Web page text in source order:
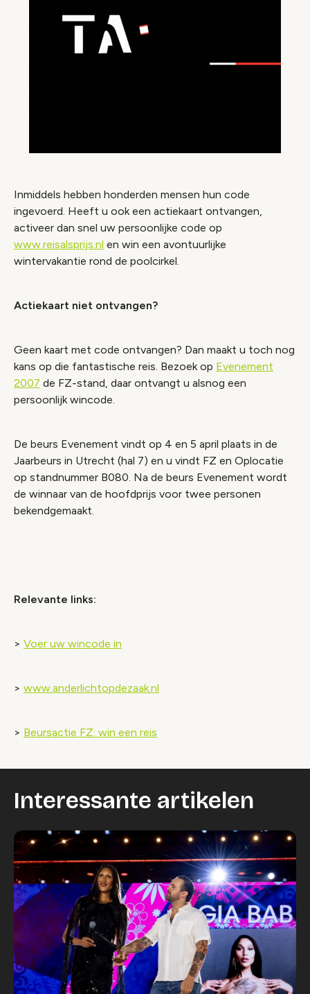
Inmiddels hebben honderden mensen hun code
ingevoerd. Heeft u ook een actiekaart ontvangen,
activeer dan snel uw persoonlijke code op
www.reisalsprijs.nl en win een avontuurlijke
wintervakantie rond de poolcirkel.
Actiekaart niet ontvangen?
Geen kaart met code ontvangen? Dan maakt u toch nog
kans op die fantastische reis. Bezoek op Evenement
2007 de FZ-stand, daar ontvangt u alsnog een
persoonlijk wincode.
De beurs Evenement vindt op 4 en 5 april plaats in de
Jaarbeurs in Utrecht (hal 7) en u vindt FZ en Oplocatie
op standnummer B080. Na de beurs Evenement wordt
de winnaar van de hoofdprijs voor twee personen
bekendgemaakt.
Relevante links:
> Voer uw wincode in
> www.anderlichtopdezaak.nl
> Beursactie FZ: win een reis
Interessante artikelen